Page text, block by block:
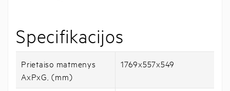
Specifikacijos
Prietaiso matmenys
AxPxG, (mm)
1769x557x549